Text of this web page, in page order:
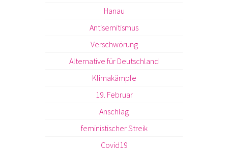
Hanau
Antisemitismus
Verschwörung
Alternative für Deutschland
Klimakämpfe
19. Februar
Anschlag
feministischer Streik
Covid19